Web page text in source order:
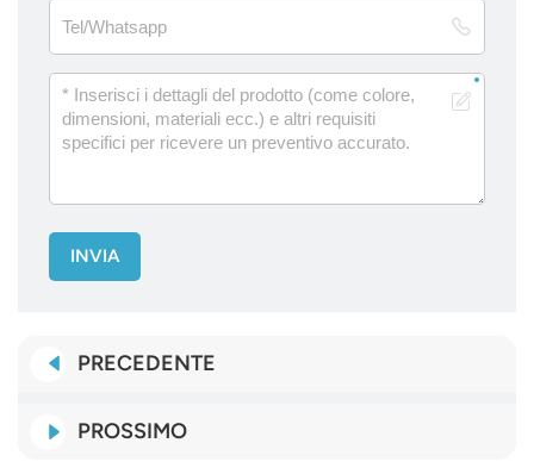
INVIA
PRECEDENTE
PROSSIMO